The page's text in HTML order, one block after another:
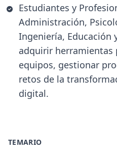
Estudiantes y
Administración,
Ingeniería, Educación
adquirir herramientas
equipos, gestionar
retos de la
digital.
TEMARIO